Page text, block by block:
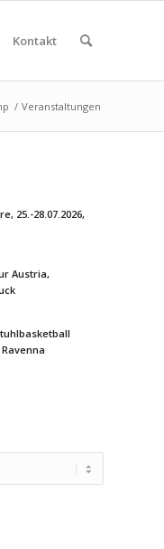
Kontakt
/ Veranstaltungen
25.-28.07.2026,
Austria,
Ravenna